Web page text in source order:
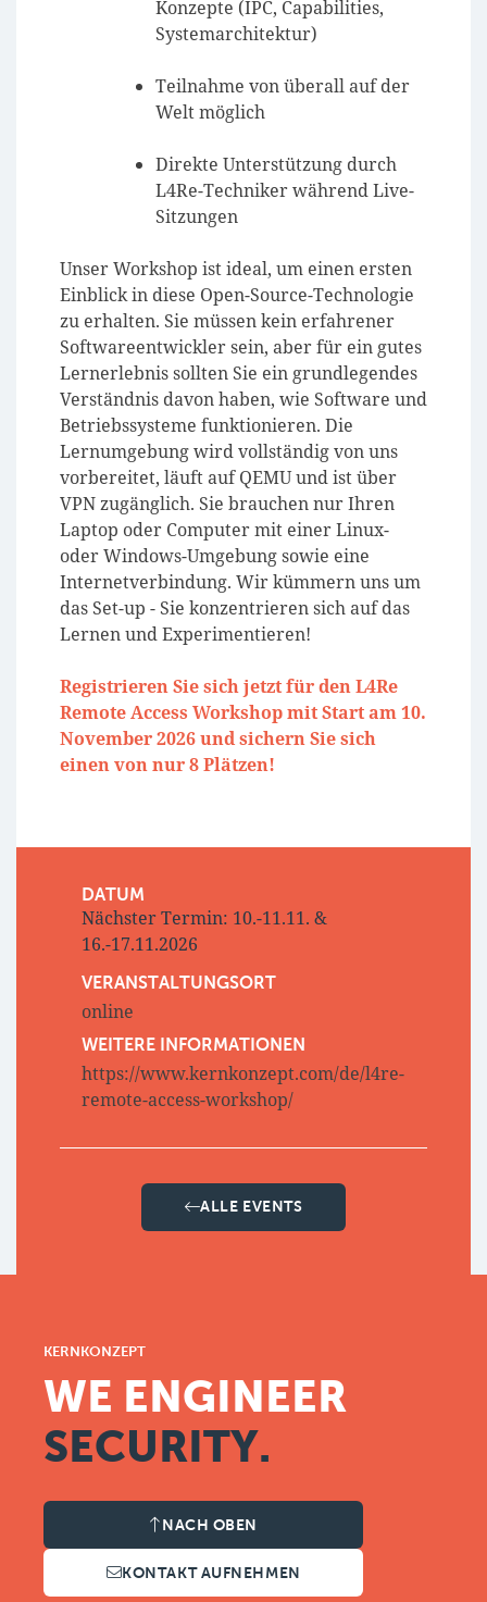
Konzepte (IPC, Capabilities,
Systemarchitektur)
Teilnahme von überall auf der
Welt möglich
Direkte Unterstützung durch
L4Re-Techniker während Live-
Sitzungen
Unser Workshop ist ideal, um einen ersten
Einblick in diese Open-Source-Technologie
zu erhalten. Sie müssen kein erfahrener
Softwareentwickler sein, aber für ein gutes
Lernerlebnis sollten Sie ein grundlegendes
Verständnis davon haben, wie Software und
Betriebssysteme funktionieren. Die
Lernumgebung wird vollständig von uns
vorbereitet, läuft auf QEMU und ist über
VPN zugänglich. Sie brauchen nur Ihren
Laptop oder Computer mit einer Linux-
oder Windows-Umgebung sowie eine
Internetverbindung. Wir kümmern uns um
das Set-up - Sie konzentrieren sich auf das
Lernen und Experimentieren!
Registrieren Sie sich jetzt für den L4Re
Remote Access Workshop mit Start am 10.
November 2026 und sichern Sie sich
einen von nur 8 Plätzen!
DATUM
Nächster Termin: 10.-11.11. &
16.-17.11.2026
VERANSTALTUNGSORT
online
WEITERE INFORMATIONEN
https://www.kernkonzept.com/de/l4re-
remote-access-workshop/
ALLE EVENTS
KERNKONZEPT
WE ENGINEER
SECURITY.
NACH OBEN
KONTAKT AUFNEHMEN